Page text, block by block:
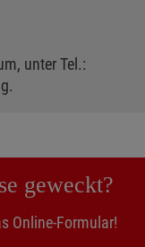
unter Tel.:
geweckt?
Online-Formular!